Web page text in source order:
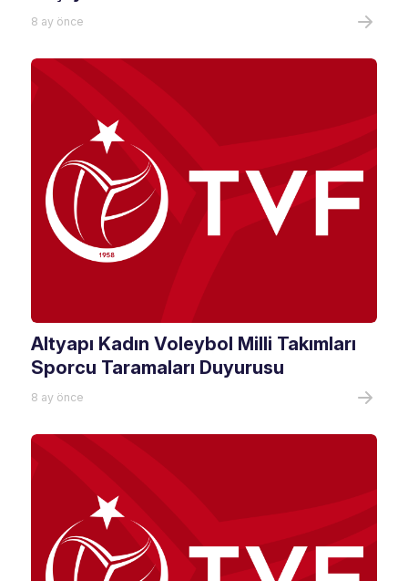
8 ay önce
Altyapı Kadın Voleybol Milli Takımları
Sporcu Taramaları Duyurusu
8 ay önce